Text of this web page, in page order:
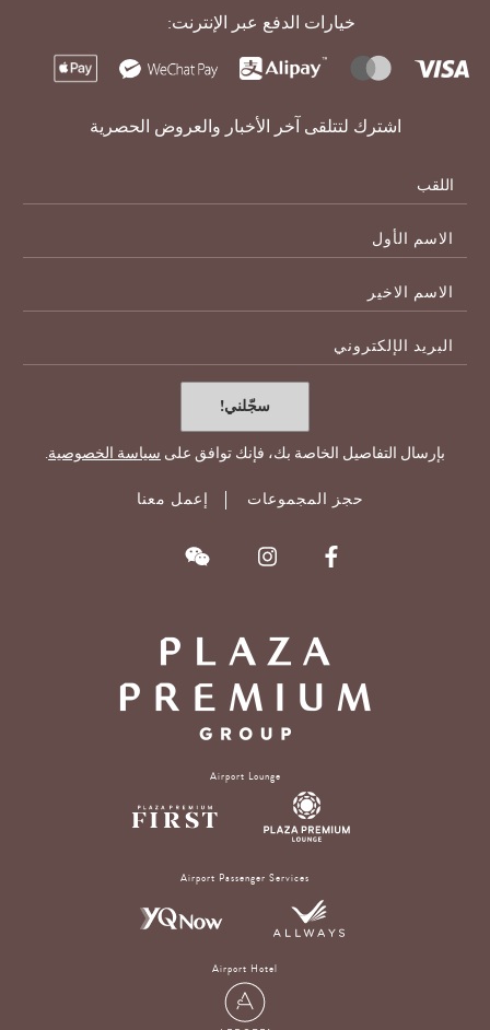
خيارات الدفع عبر الإنترنت:
اشترك لتتلقى آخر الأخبار والعروض الحصرية
سجّلني!
بإرسال التفاصيل الخاصة بك، فإنك توافق على سياسة الخصوصية.
حجز المجموعات إعمل معنا
Airport Lounge
Airport Passenger Services
Airport Hotel